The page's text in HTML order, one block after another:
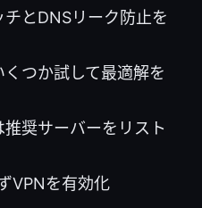
とDNSリーク防止を
つか試して最適解を
奨サーバーをリスト
VPNを有効化